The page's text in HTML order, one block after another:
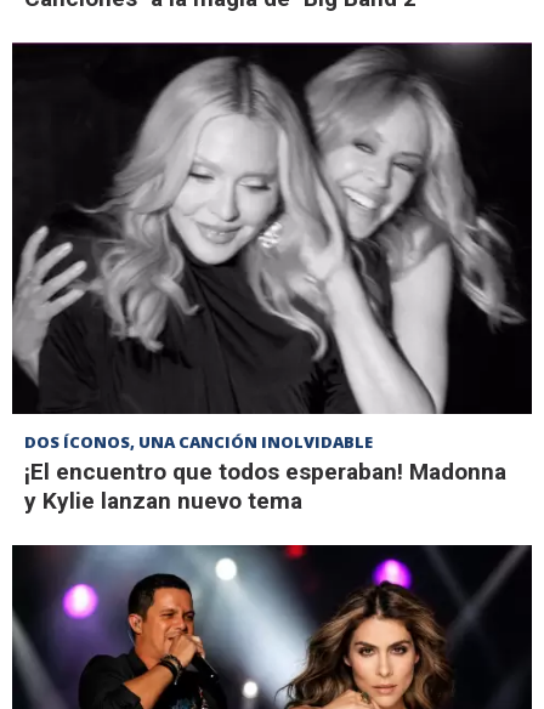
DOS ÍCONOS, UNA CANCIÓN INOLVIDABLE
¡El encuentro que todos esperaban! Madonna
y Kylie lanzan nuevo tema